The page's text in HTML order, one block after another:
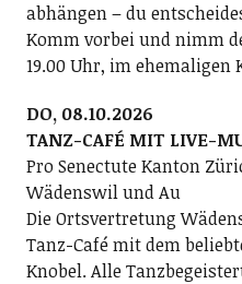
abhängen – du
Komm vorbei und nimm
19.00 Uhr, im ehemaligen
DO, 08.10.2026
TANZ-CAFÉ MIT LIVE-
Pro Senectute Kanton
Wädenswil und Au
Die Ortsvertretung
Tanz-Café mit dem
Knobel. Alle